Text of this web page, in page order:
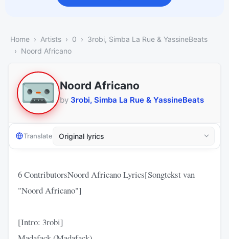
Home Artists 0
3robi, Simba La Rue & YassineBeats
Noord Africano
Noord Africano
by 3robi, Simba La Rue & YassineBeats
Translate
6 ContributorsNoord Africano Lyrics[Songtekst van
"Noord Africano"]
[Intro: 3robi]